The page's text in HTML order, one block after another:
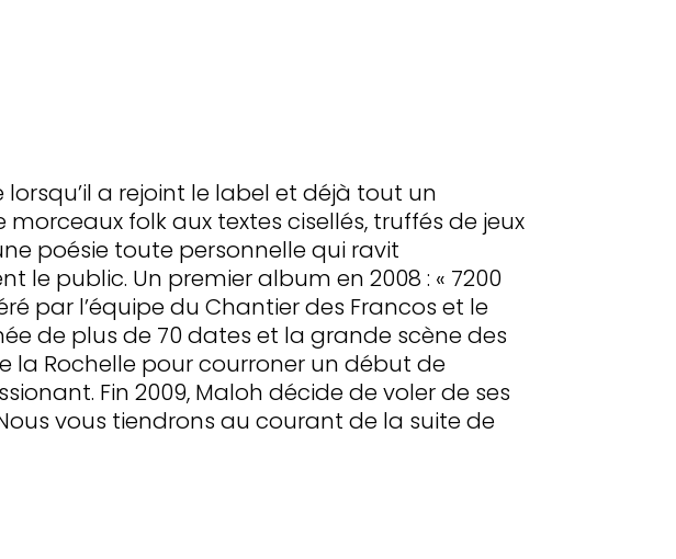
lorsqu’il a rejoint le label et déjà tout un
folk aux textes cisellés, truffés de jeux
poésie toute personnelle qui ravit
le public. Un premier album en 2008 : « 7200
par l’équipe du Chantier des Francos et le
de plus de 70 dates et la grande scène des
la Rochelle pour courroner un début de
Fin 2009, Maloh décide de voler de ses
vous tiendrons au courant de la suite de